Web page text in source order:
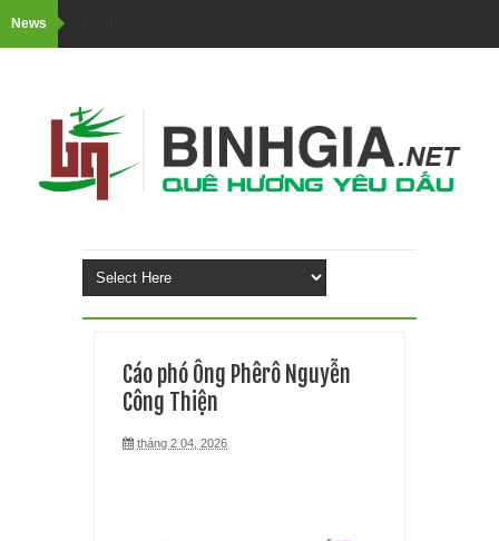
News
Cáo phó Ông Phêrô Nguyễn
Công Thiện
tháng 2 04, 2026